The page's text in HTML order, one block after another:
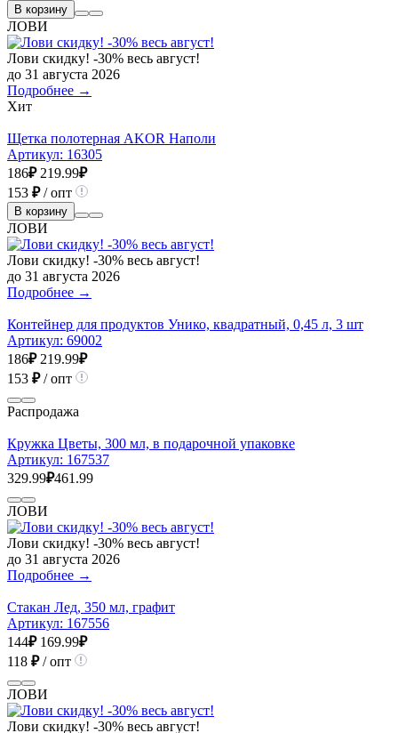
В корзину
ЛОВИ
Лови скидку! -30% весь август!
до 31 августа 2026
Подробнее →
Хит
Щетка полотерная AKOR Наполи
Артикул: 16305
186₽ 219.99₽
153 ₽/ опт
В корзину
ЛОВИ
Лови скидку! -30% весь август!
до 31 августа 2026
Подробнее →
Контейнер для продуктов Унико, квадратный, 0,45 л, 3 шт
Артикул: 69002
186₽ 219.99₽
153 ₽/ опт
Распродажа
Кружка Цветы, 300 мл, в подарочной упаковке
Артикул: 167537
329.99₽461.99
ЛОВИ
Лови скидку! -30% весь август!
до 31 августа 2026
Подробнее →
Стакан Лед, 350 мл, графит
Артикул: 167556
144₽ 169.99₽
118 ₽/ опт
ЛОВИ
Лови скидку! -30% весь август!